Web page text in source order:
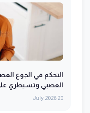
التحكم في الجوع
العصبي وتسيطري
20 July 2026